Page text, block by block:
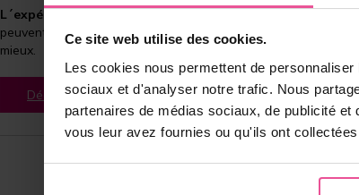
Ce site web utilise des cookies.
Les cookies nous permettent de
sociaux et d'analyser notre trafic. Nous
partenaires de médias sociaux, de publicité
vous leur avez fournies ou qu'ils ont
L´expérience des clients
peuvent vous encourager à choisir le produit qui vous
mieux.
Découvrir tout de suite